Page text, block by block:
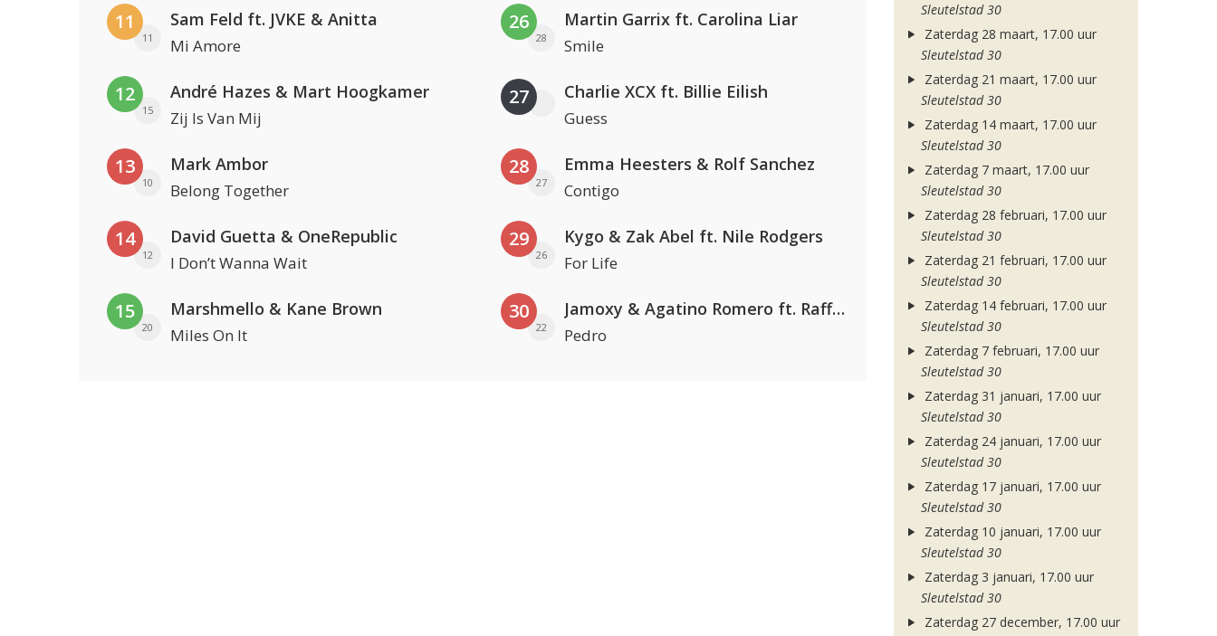
11
11
Sam Feld ft. JVKE & Anitta
Mi Amore
12
15
André Hazes & Mart Hoogkamer
Zij Is Van Mij
13
10
Mark Ambor
Belong Together
14
12
David Guetta & OneRepublic
I Don’t Wanna Wait
15
20
Marshmello & Kane Brown
Miles On It
26
28
Martin Garrix ft. Carolina Liar
Smile
27 Charlie XCX ft. Billie Eilish
Guess
28
27
Emma Heesters & Rolf Sanchez
Contigo
29
26
Kygo & Zak Abel ft. Nile Rodgers
For Life
30
22
Jamoxy & Agatino Romero ft. Raffaella Carrà
Pedro
Sleutelstad 30
Zaterdag 28 maart, 17.00 uur
Sleutelstad 30
Zaterdag 21 maart, 17.00 uur
Sleutelstad 30
Zaterdag 14 maart, 17.00 uur
Sleutelstad 30
Zaterdag 7 maart, 17.00 uur
Sleutelstad 30
Zaterdag 28 februari, 17.00 uur
Sleutelstad 30
Zaterdag 21 februari, 17.00 uur
Sleutelstad 30
Zaterdag 14 februari, 17.00 uur
Sleutelstad 30
Zaterdag 7 februari, 17.00 uur
Sleutelstad 30
Zaterdag 31 januari, 17.00 uur
Sleutelstad 30
Zaterdag 24 januari, 17.00 uur
Sleutelstad 30
Zaterdag 17 januari, 17.00 uur
Sleutelstad 30
Zaterdag 10 januari, 17.00 uur
Sleutelstad 30
Zaterdag 3 januari, 17.00 uur
Sleutelstad 30
Zaterdag 27 december, 17.00 uur